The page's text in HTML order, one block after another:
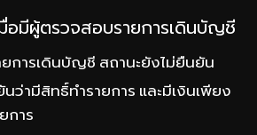
อมีผู้ตรวจสอบรายการเดินบัญชี
ยการเดินบัญชี สถานะยังไม่ยืนยัน
ว่ามีสิทธิ์ทำรายการ และมีเงินเพียง
การ